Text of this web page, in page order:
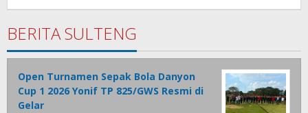
BERITA SULTENG
Open Turnamen Sepak Bola Danyon
Cup 1 2026 Yonif TP 825/GWS Resmi di
Gelar